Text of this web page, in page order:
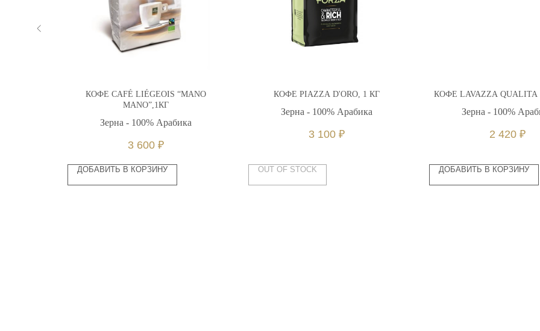
КОФЕ CAFÉ LIÉGEOIS “MANO
MANO”,1КГ
Зерна - 100% Арабика
3 600 ₽
ДОБАВИТЬ В КОРЗИНУ
КОФЕ PIAZZA D'ORO, 1 КГ
Зерна - 100% Арабика
3 100 ₽
OUT OF STOCK
КОФЕ LAVAZZA QUALITA
Зерна - 100%
2 420 ₽
ДОБАВИТЬ В КОРЗИНУ